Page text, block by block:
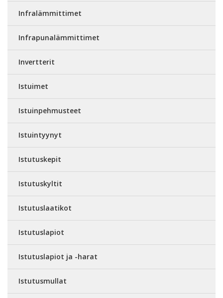
Infralämmittimet
Infrapunalämmittimet
Invertterit
Istuimet
Istuinpehmusteet
Istuintyynyt
Istutuskepit
Istutuskyltit
Istutuslaatikot
Istutuslapiot
Istutuslapiot ja -harat
Istutusmullat